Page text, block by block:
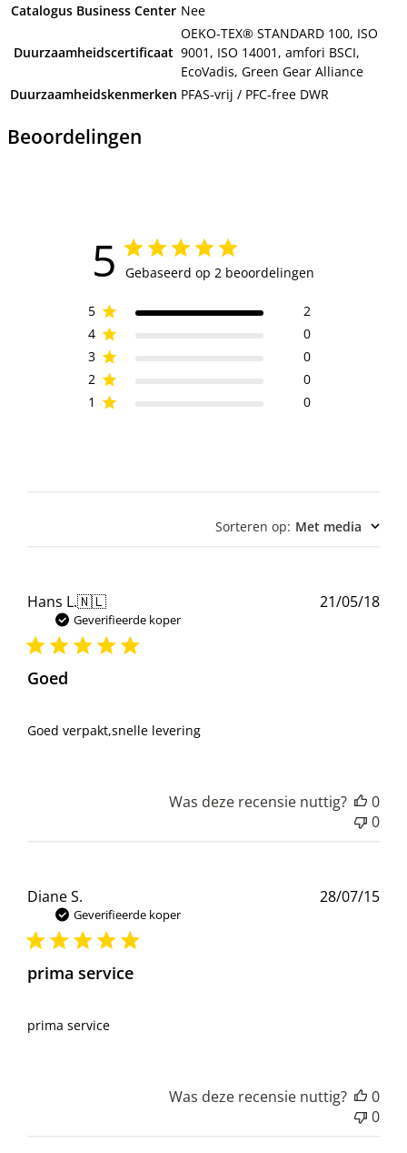
Catalogus Business Center Nee
Duurzaamheidscertificaat
OEKO-TEX® STANDARD 100, ISO
9001, ISO 14001, amfori BSCI,
EcoVadis, Green Gear Alliance
Duurzaamheidskenmerken PFAS-vrij / PFC-free DWR
Beoordelingen
5 Gebaseerd op 2 beoordelingen
5
2
4
0
3
0
2
0
1
0
Sorteren op: Met media
Hans L.🇳🇱
Geverifieerde koper
Goed
Goed verpakt,snelle levering
21/05/18
Was deze recensie nuttig?
0
0
Diane S.
Geverifieerde koper
prima service
prima service
28/07/15
Was deze recensie nuttig?
0
0